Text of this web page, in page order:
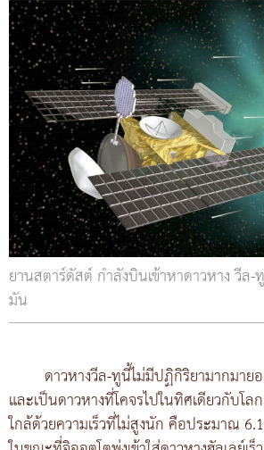
ยานสตาร์ดัสต์ กำลังบินเข้าหาดาวหาง วีล-
มัน
ดาวหางวีล-ทูนี้ไม่มีปฏิกิริยามากมาย
และเป็นดาวหางที่โคจรไปในทิศเดียวกับโล
ใกล้ด้วยความเร็วที่ไม่สูงนัก คือประมาณ